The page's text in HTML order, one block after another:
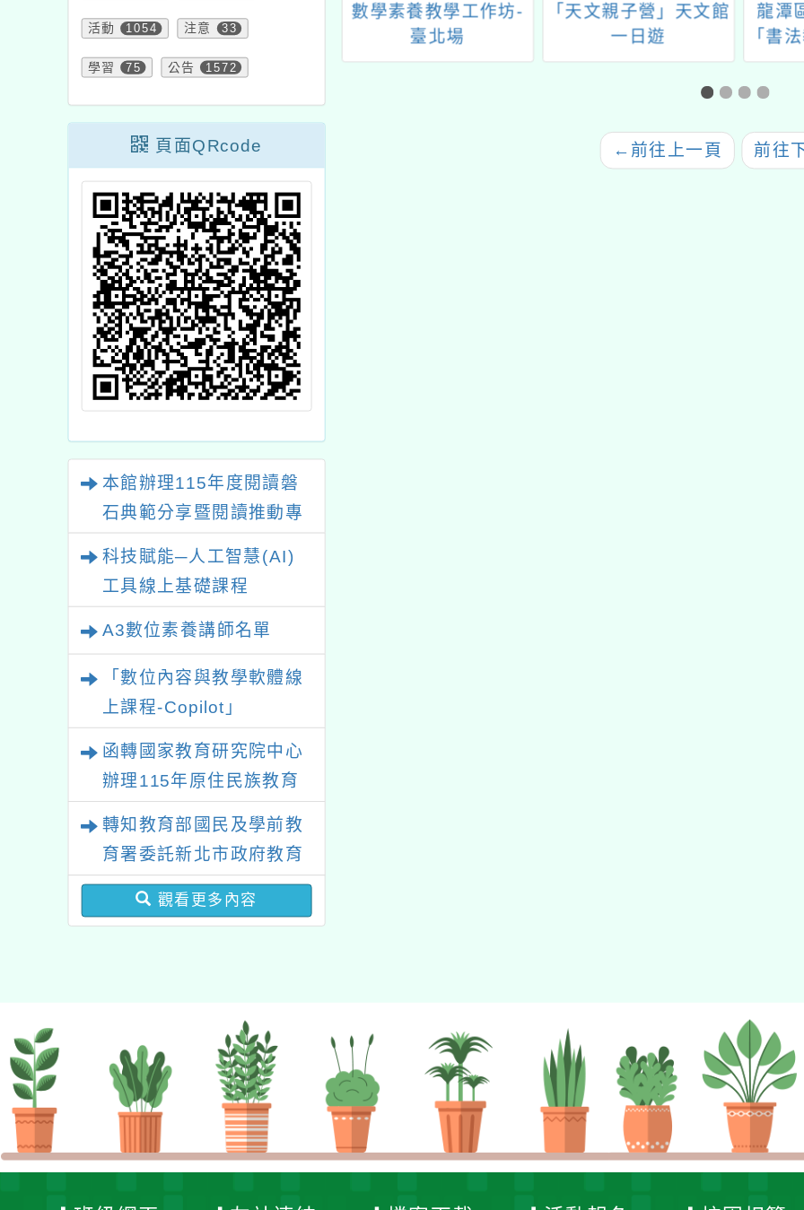
活動 1054 注意 33
學習 75 公告 1572
頁面QRcode
本館辦理115年度閱讀磐
石典範分享暨閱讀推動專
科技賦能─人工智慧(AI)
工具線上基礎課程
A3數位素養講師名單
「數位內容與教學軟體線
上課程-Copilot」
函轉國家教育研究院中心
辦理115年原住民族教育
育國際趨勢與發展」
轉知教育部國民及學前教
育署委託新北市政府教育
局辦理「115年度教師專
業成長研習實施計畫－夢
觀看更多內容
師支持計畫-全
」線上說明會
小學辦理「墨藝生活美
學樂在桃－114年度桃
數學素養教學工作坊-
臺北場
「天文親子營」天文館
一日遊
龍潭
「書
← 前往上一頁 前往